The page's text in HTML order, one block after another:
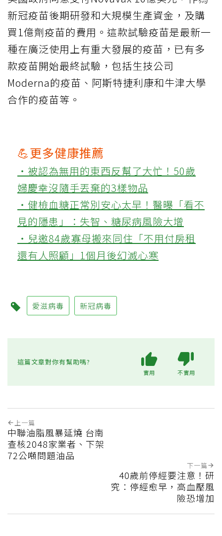
新冠疫苗後期研發和大規模生產資金，及購
買1億劑疫苗的費用。這款試驗疫苗是最新一
種在廣泛使用上有重大發展的疫苗，已有多
款疫苗開始最終試驗，包括生技公司
Moderna的疫苗、阿斯特捷利康和牛津大學
合作的疫苗等。
💪更多健康推薦
‧被認為無用的東西反幫了大忙！50歲
婦慶幸沒隨手丟棄的3樣物品
‧健檢血糖正常別安心太早！醫曝「看不
見的隱患」：失智、糖尿病風險大增
‧兒邀84歲寡母搬來同住「不用付房租
還有人照顧」1個月後幻滅心寒
愛滋病毒 新冠病毒
這篇文章對你有幫助嗎?
實用 不實用
上一篇
中聯油脂風暴延燒 台南
查核2048家業者、下架
72公噸問題油品
下一篇
40歲前停經要注意！研
究：停經愈早，高血壓風
險恐增加